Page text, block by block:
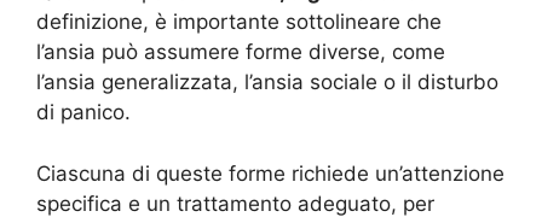
definizione, è importante sottolineare che
l’ansia può assumere forme diverse, come
l’ansia generalizzata, l’ansia sociale o il disturbo
di panico.
Ciascuna di queste forme richiede un’attenzione
specifica e un trattamento adeguato, per